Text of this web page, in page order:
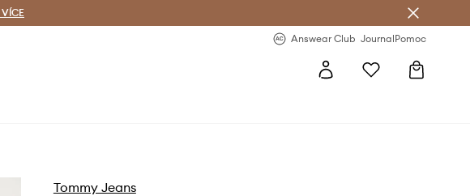
VÍCE
Answear Club JournalPomoc
Tommy Jeans